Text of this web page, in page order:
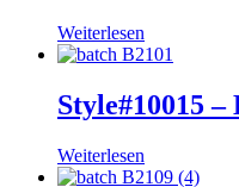
Weiterlesen
Style#10015 –
Weiterlesen